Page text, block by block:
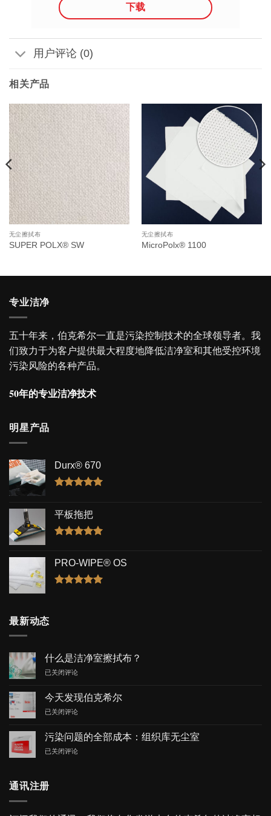
下载
用户评论 (0)
相关产品
无尘擦拭布
SUPER POLX® SW
无尘擦拭布
MicroPolx® 1100
专业洁净
五十年来，伯克希尔一直是污染控制技术的全球领导者。我
们致力于为客户提供最大程度地降低洁净室和其他受控环境
污染风险的各种产品。
50年的专业洁净技术
明星产品
Durx® 670
平板拖把
PRO-WIPE® OS
最新动态
什么是洁净室擦拭布？
什
是
洁
净
擦
布？
已关闭评论
今天发现伯克希尔
今
发
现
伯
尔
已关闭评论
污染问题的全部成本：组织库无尘室
污
题
的
已关闭评论
通讯注册